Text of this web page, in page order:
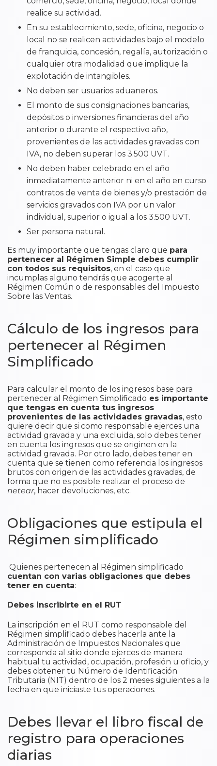
realice su actividad.
En su establecimiento, sede, oficina, negocio o
local no se realicen actividades bajo el modelo
de franquicia, concesión, regalía, autorización o
cualquier otra modalidad que implique la
explotación de intangibles.
No deben ser usuarios aduaneros.
El monto de sus consignaciones bancarias,
depósitos o inversiones financieras del año
anterior o durante el respectivo año,
provenientes de las actividades gravadas con
IVA, no deben superar los 3.500 UVT.
No deben haber celebrado en el año
inmediatamente anterior ni en el año en curso
contratos de venta de bienes y/o prestación de
servicios gravados con IVA por un valor
individual, superior o igual a los 3.500 UVT.
Ser persona natural.
Es muy importante que tengas claro que para
pertenecer al Régimen Simple debes cumplir
con todos sus requisitos, en el caso que
incumplas alguno tendrás que acogerte al
Régimen Común o de responsables del Impuesto
Sobre las Ventas.
Cálculo de los ingresos para
pertenecer al Régimen
Simplificado
Para calcular el monto de los ingresos base para
pertenecer al Régimen Simplificado es importante
que tengas en cuenta tus ingresos
provenientes de las actividades gravadas, esto
quiere decir que si como responsable ejerces una
actividad gravada y una excluida, solo debes tener
en cuenta los ingresos que se originen en la
actividad gravada. Por otro lado, debes tener en
cuenta que se tienen como referencia los ingresos
brutos con origen de las actividades gravadas, de
forma que no es posible realizar el proceso de
netear, hacer devoluciones, etc.
Obligaciones que estipula el
Régimen simplificado
​ Quienes pertenecen al Régimen simplificado
cuentan con varias obligaciones que debes
tener en cuenta:
Debes inscribirte en el RUT
La inscripción en el RUT como responsable del
Régimen simplificado debes hacerla ante la
Administración de Impuestos Nacionales que
corresponda al sitio donde ejerces de manera
habitual tu actividad, ocupación, profesión u oficio, y
debes obtener tu Número de Identificación
Tributaria (NIT) dentro de los 2 meses siguientes a la
fecha en que iniciaste tus operaciones.
Debes llevar el libro fiscal de
registro para operaciones
diarias